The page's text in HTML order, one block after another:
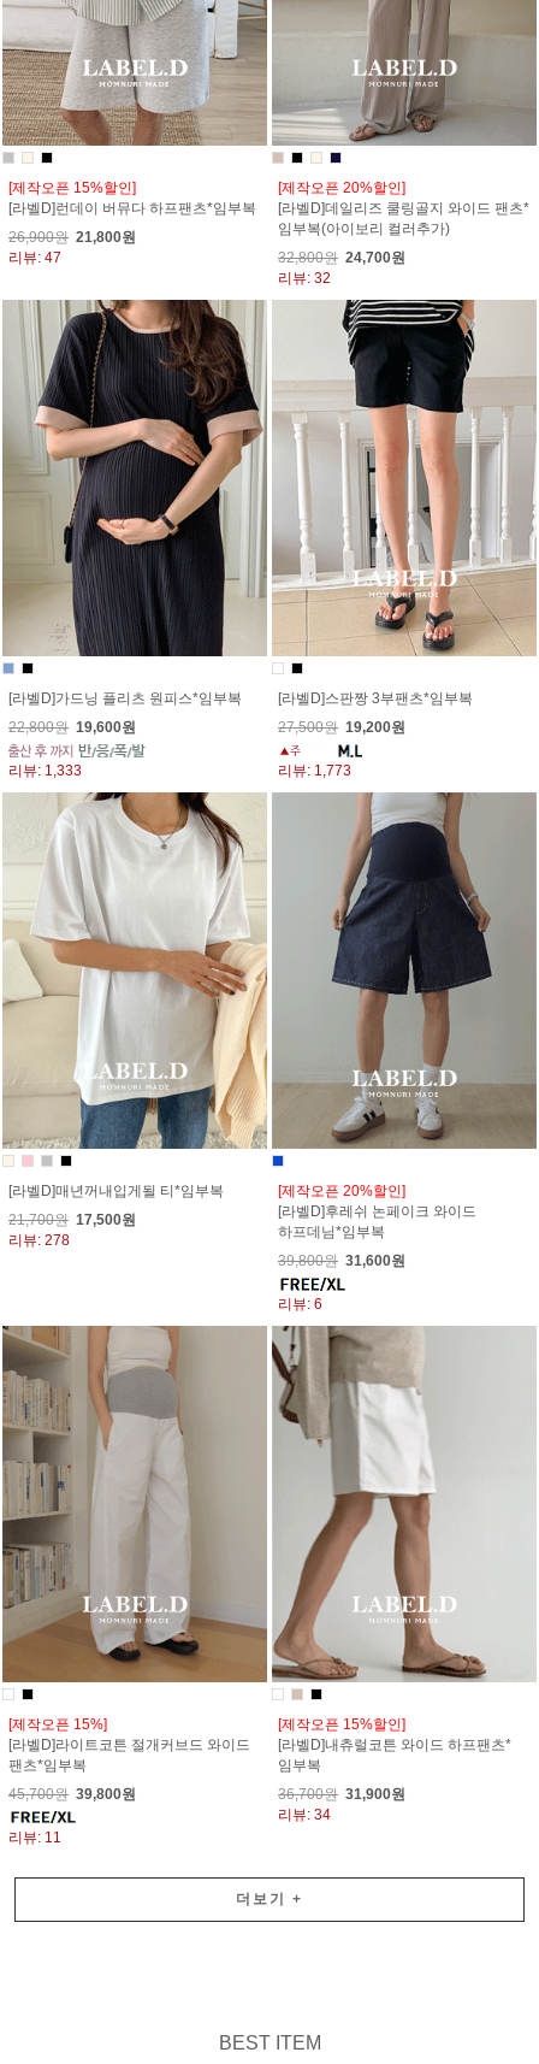
[제작오픈 15%할인]
[라벨D]런데이 버뮤다 하프팬츠*임부복
26,900원 21,800원
리뷰: 47
[제작오픈 20%할인]
[라벨D]데일리즈 쿨링골지 와이드 팬츠*
임부복(아이보리 컬러추가)
32,800원 24,700원
리뷰: 32
[라벨D]가드닝 플리츠 원피스*임부복
22,800원 19,600원
리뷰: 1,333
[라벨D]스판짱 3부팬츠*임부복
27,500원 19,200원
리뷰: 1,773
[라벨D]매년꺼내입게될 티*임부복
21,700원 17,500원
리뷰: 278
[제작오픈 20%할인]
[라벨D]후레쉬 논페이크 와이드
하프데님*임부복
39,800원 31,600원
리뷰: 6
[제작오픈 15%]
[라벨D]라이트코튼 절개커브드 와이드
팬츠*임부복
45,700원 39,800원
리뷰: 11
[제작오픈 15%할인]
[라벨D]내츄럴코튼 와이드 하프팬츠*
임부복
36,700원 31,900원
리뷰: 34
더보기 +
BEST ITEM